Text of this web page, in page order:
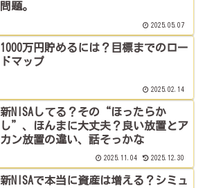
問題。
2025.05.07
1000万円貯めるには？目標までのロー
ドマップ
2025.02.14
新NISAしてる？その“ほったらか
し”、ほんまに大丈夫？良い放置とア
カン放置の違い、話そっかな
2025.11.04 2025.12.30
新NISAで本当に資産は増える？シミュ